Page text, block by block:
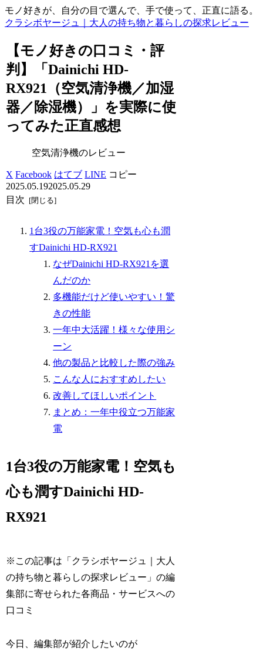
モノ好きが、自分の目で選んで、手で使って、正直に語る。
クラシボヤージュ｜大人の持ち物と暮らしの探求レビュー
【モノ好きの口コミ・評
判】「Dainichi HD-
RX921（空気清浄機／加湿
器／除湿機）」を実際に使
ってみた正直感想
空気清浄機のレビュー
X Facebook はてブ LINE コピー
2025.05.192025.05.29
目次
1台3役の万能家電！空気も心も潤
すDainichi HD-RX921
なぜDainichi HD-RX921を選
んだのか
多機能だけど使いやすい！驚
きの性能
一年中大活躍！様々な使用シ
ーン
他の製品と比較した際の強み
こんな人におすすめしたい
改善してほしいポイント
まとめ：一年中役立つ万能家
電
1台3役の万能家電！空気も
心も潤すDainichi HD-
RX921
※この記事は「クラシボヤージュ｜大人
の持ち物と暮らしの探求レビュー」の編
集部に寄せられた各商品・サービスへの
口コミ
今日、編集部が紹介したいのが